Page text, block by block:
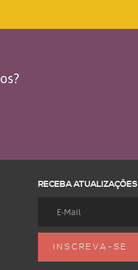
RECEBA ATUALIZAÇÕES